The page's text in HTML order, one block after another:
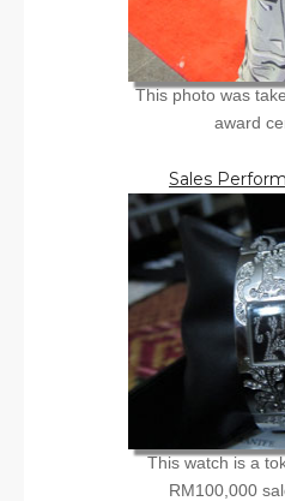
This photo was
award
Sales
This watch is a
RM100,000